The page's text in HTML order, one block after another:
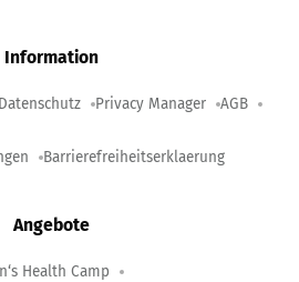
Information
Privacy Manager AGB
Barrierefreiheitserklaerung
Angebote
Health Camp